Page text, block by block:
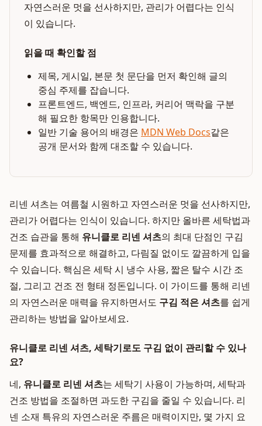
자연스러운 멋을 선사하지만, 관리가 어렵다는 인식
이 있습니다.
읽을 때 확인할 점
제목, 게시일, 본문 첫 문단을 먼저 확인해 글의
중심 주제를 잡습니다.
프론트엔드, 백엔드, 인프라, 커리어 맥락을 구분
해 필요한 항목만 인용합니다.
일반 기술 용어의 배경은 MDN Web Docs같은
공개 문서와 함께 대조할 수 있습니다.
리넨 셔츠는 여름철 시원하고 자연스러운 멋을 선사하지만,
관리가 어렵다는 인식이 있습니다. 하지만 올바른 세탁법과
건조 습관을 통해 유니클로 리넨 셔츠의 최대 단점인 구김
문제를 효과적으로 해결하고, 다림질 없이도 깔끔하게 입을
수 있습니다. 핵심은 세탁 시 냉수 사용, 짧은 탈수 시간 조
절, 그리고 건조 전 형태 정돈입니다. 이 가이드를 통해 리넨
의 자연스러운 매력을 유지하면서도 구김 적은 셔츠를 쉽게
관리하는 방법을 알아보세요.
유니클로 리넨 셔츠, 세탁기로도 구김 없이 관리할 수 있나
요?
네, 유니클로 리넨 셔츠는 세탁기 사용이 가능하며, 세탁과
건조 방법을 조절하면 과도한 구김을 줄일 수 있습니다. 리
넨 소재 특유의 자연스러운 주름은 매력이지만, 몇 가지 요